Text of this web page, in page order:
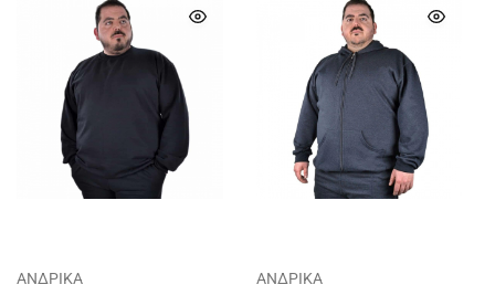
ΑΝΔΡΙΚΑ ΑΝΔΡΙΚΑ